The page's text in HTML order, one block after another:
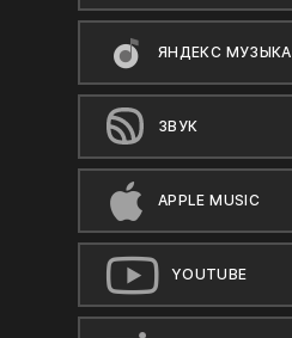
ЯНДЕКС МУЗЫКА
ЗВУК
APPLE MUSIC
YOUTUBE